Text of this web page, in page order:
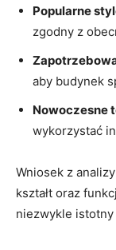
Popularne
zgodny z
aby​ budynek
Nowoczesne
wykorzystać
Wniosek⁤ z
kształt‍ oraz
niezwykle​